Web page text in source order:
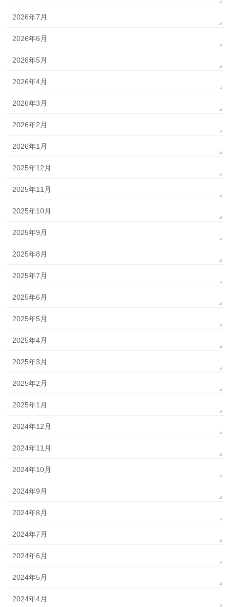
2026年7月
2026年6月
2026年5月
2026年4月
2026年3月
2026年2月
2026年1月
2025年12月
2025年11月
2025年10月
2025年9月
2025年8月
2025年7月
2025年6月
2025年5月
2025年4月
2025年3月
2025年2月
2025年1月
2024年12月
2024年11月
2024年10月
2024年9月
2024年8月
2024年7月
2024年6月
2024年5月
2024年4月